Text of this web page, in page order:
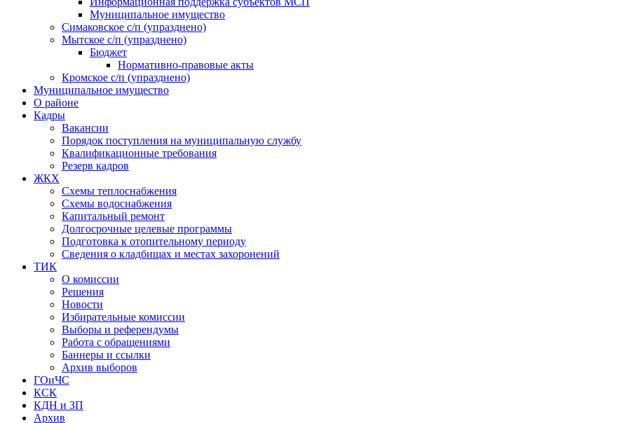
Муниципальное имущество
Симаковское с/п (упразднено)
Мытское с/п (упразднено)
Бюджет
Нормативно-правовые акты
Кромское с/п (упразднено)
Муниципальное имущество
О районе
Кадры
Вакансии
Порядок поступления на муниципальную службу
Квалификационные требования
Резерв кадров
ЖКХ
Схемы теплоснабжения
Схемы водоснабжения
Капитальный ремонт
Долгосрочные целевые программы
Подготовка к отопительному периоду
Сведения о кладбищах и местах захоронений
ТИК
О комиссии
Решения
Новости
Избирательные комиссии
Выборы и референдумы
Работа с обращениями
Баннеры и ссылки
Архив выборов
ГОиЧС
КСК
КДН и ЗП
Архив